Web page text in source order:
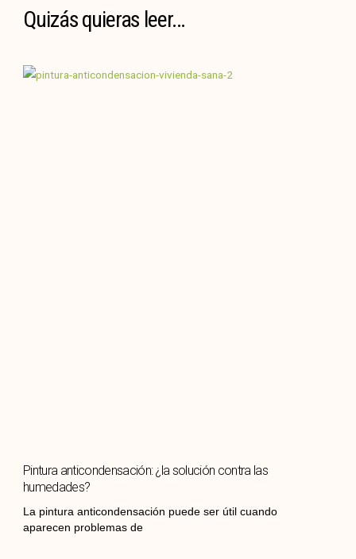
Quizás quieras leer...
Pintura anticondensación: ¿la solución contra las
humedades?
La pintura anticondensación puede ser útil cuando
aparecen problemas de